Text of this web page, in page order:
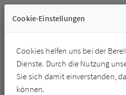
Cookie-Einstellungen
Cookies helfen uns bei der
Dienste. Durch die Nutzung
Sie sich damit einverstanden,
können.